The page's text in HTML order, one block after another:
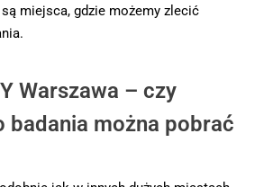
miejsca, gdzie możemy zlecić
Warszawa – czy
badania można pobrać